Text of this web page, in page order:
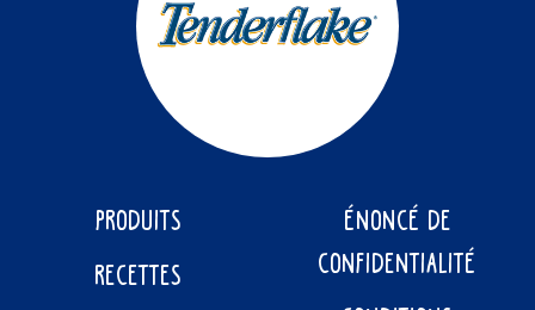
PRODUITS
RECETTES
ÉNONCÉ DE
CONFIDENTIALITÉ